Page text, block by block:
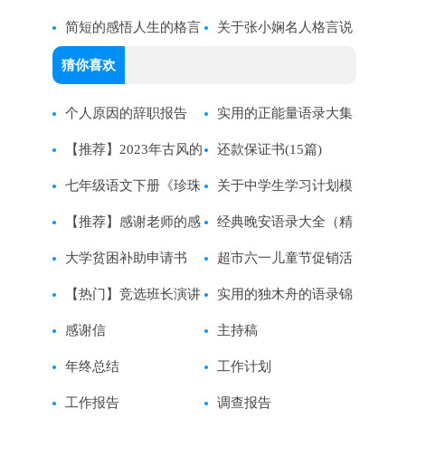
句精选
简短的感悟人生的格言
集合78句
关于张小娴名人格言说
猜你喜欢
个人原因的辞职报告
(优选)
实用的正能量语录大集
合55句
【推荐】2023年古风的
唯美语录集合56句
还款保证书(15篇)
七年级语文下册《珍珠
鸟》说课稿
关于中学生学习计划模
板合集10篇
【推荐】感谢老师的感
谢信
经典晚安语录大全（精
选180句）
大学贫困补助申请书 超市六一儿童节促销活
动方案
【热门】竞选班长演讲
稿
实用的独木舟的语录锦
集65条
感谢信 主持稿
年终总结 工作计划
工作报告 调查报告